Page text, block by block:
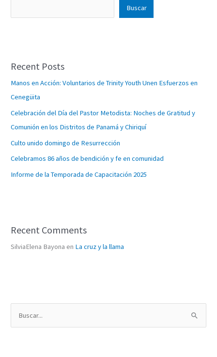
Buscar
Recent Posts
Manos en Acción: Voluntarios de Trinity Youth Unen Esfuerzos en
Cenegüita
Celebración del Día del Pastor Metodista: Noches de Gratitud y
Comunión en los Distritos de Panamá y Chiriquí
Culto unido domingo de Resurrección
Celebramos 86 años de bendición y fe en comunidad
Informe de la Temporada de Capacitación 2025
Recent Comments
SilviaElena Bayona en La cruz y la llama